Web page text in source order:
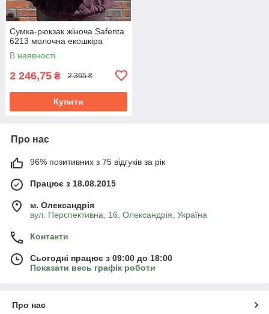
Сумка-рюкзак жіноча Safenta
6213 молочна екошкіра
В наявності
2 246,75 ₴ 2 365 ₴
Купити
Про нас
96% позитивних з 75 відгуків за рік
Працює з 18.08.2015
м. Олександрія
вул. Перспективна, 16, Олександрія, Україна
Контакти
Сьогодні працює з 09:00 до 18:00
Показати весь графік роботи
Про нас